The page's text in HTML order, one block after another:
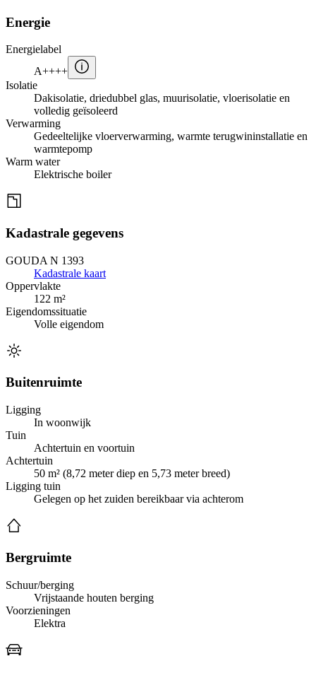
Energie
Energielabel
A++++
Isolatie
Dakisolatie, driedubbel glas, muurisolatie, vloerisolatie en
volledig geïsoleerd
Verwarming
Gedeeltelijke vloerverwarming, warmte terugwininstallatie en
warmtepomp
Warm water
Elektrische boiler
Kadastrale gegevens
GOUDA N 1393
Kadastrale kaart
Oppervlakte
122 m²
Eigendomssituatie
Volle eigendom
Buitenruimte
Ligging
In woonwijk
Tuin
Achtertuin en voortuin
Achtertuin
50 m² (8,72 meter diep en 5,73 meter breed)
Ligging tuin
Gelegen op het zuiden bereikbaar via achterom
Bergruimte
Schuur/berging
Vrijstaande houten berging
Voorzieningen
Elektra